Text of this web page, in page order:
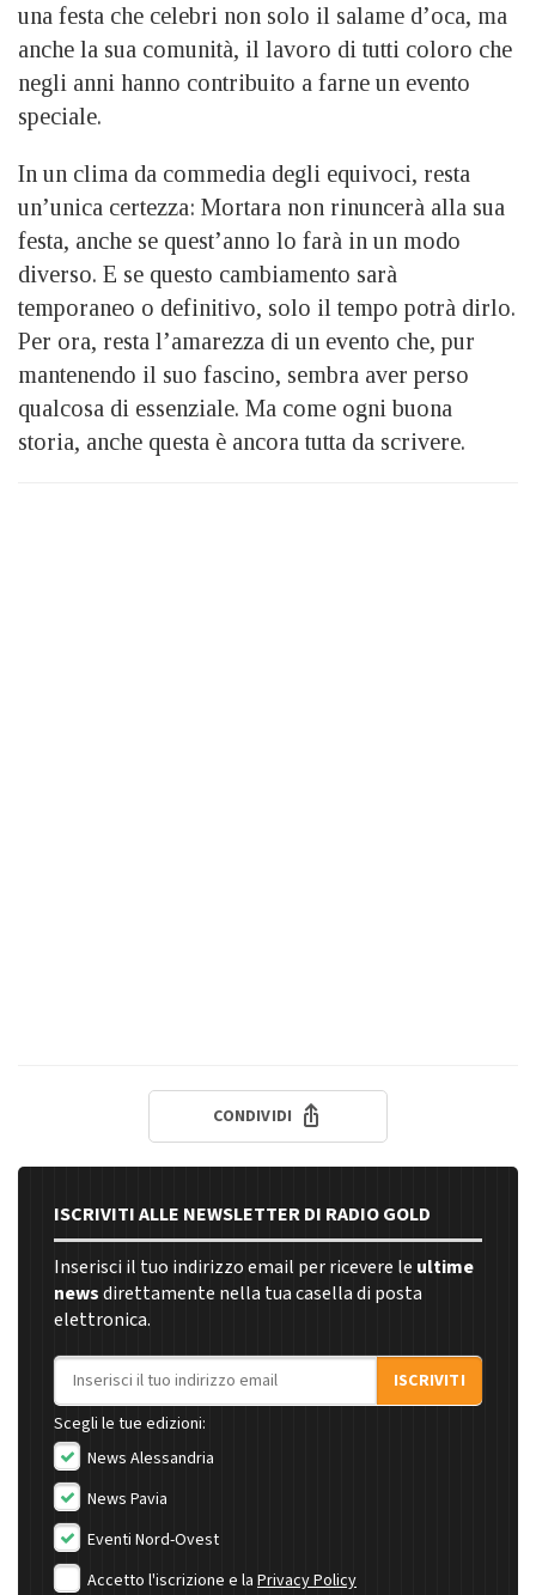
una festa che celebri non solo il salame d’oca, ma
anche la sua comunità, il lavoro di tutti coloro che
negli anni hanno contribuito a farne un evento
speciale.
In un clima da commedia degli equivoci, resta
un’unica certezza: Mortara non rinuncerà alla sua
festa, anche se quest’anno lo farà in un modo
diverso. E se questo cambiamento sarà
temporaneo o definitivo, solo il tempo potrà dirlo.
Per ora, resta l’amarezza di un evento che, pur
mantenendo il suo fascino, sembra aver perso
qualcosa di essenziale. Ma come ogni buona
storia, anche questa è ancora tutta da scrivere.
CONDIVIDI
ISCRIVITI ALLE NEWSLETTER DI RADIO GOLD
Inserisci il tuo indirizzo email per ricevere le ultime
newsdirettamente nella tua casella di posta
elettronica.
Indirizzo email
ISCRIVITI
Scegli le tue edizioni:
News Alessandria
News Pavia
Eventi Nord-Ovest
Accetto l'iscrizione e la Privacy Policy